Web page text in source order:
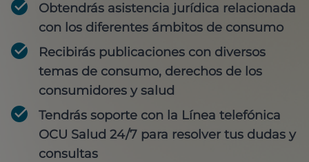
Obtendrás asistencia jurídica relacionada
con los diferentes ámbitos de consumo
Recibirás publicaciones con diversos
temas de consumo, derechos de los
consumidores y salud
Tendrás soporte con la Línea telefónica
OCU Salud 24/7 para resolver tus dudas y
consultas